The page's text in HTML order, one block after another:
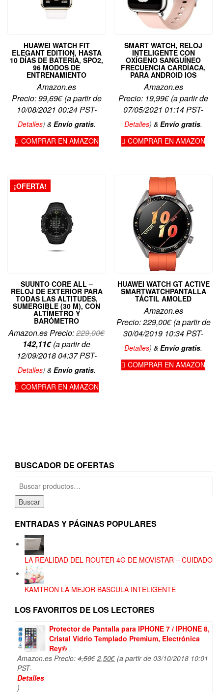
HUAWEI WATCH FIT
ELEGANT EDITION, HASTA
10 DÍAS DE BATERÍA, SPO2,
96 MODOS DE
ENTRENAMIENTO
Amazon.es
Precio:99,69€(a partir de
10/08/2021 00:24 PST-
Detalles) & Envío gratis.
COMPRAR EN AMAZON
SMART WATCH, RELOJ
INTELIGENTE CON
OXÍGENO SANGUÍNEO
FRECUENCIA CARDÍACA,
PARA ANDROID IOS
Amazon.es
Precio: 19,99€(a partir de
07/05/2021 01:14 PST-
Detalles)&Envío gratis.
COMPRAR EN AMAZON
¡OFERTA!
SUUNTO CORE ALL –
RELOJ DE EXTERIOR PARA
TODAS LAS ALTITUDES,
SUMERGIBLE (30 M), CON
ALTÍMETRO Y
BARÓMETRO
Amazon.es Precio:229,00€El
precio
142,11€El
precio
actual
142,11€.
(a partir de
12/09/2018 04:37 PST-
Detalles) & Envío gratis.
COMPRAR EN AMAZON
HUAWEI WATCH GT ACTIVE
SMARTWATCHPANTALLA
TÁCTIL AMOLED
Amazon.es
Precio:229,00€(a partir de
30/04/2019 10:34 PST-
Detalles)&Envío gratis.
COMPRAR EN AMAZON
BUSCADOR DE OFERTAS
por:
Buscar
ENTRADAS Y PÁGINAS POPULARES
LA REALIDAD DEL ROUTER 4G DE MOVISTAR – CUIDADO
KAMTRON LA MEJOR BASCULA INTELIGENTE
LOS FAVORITOS DE LOS LECTORES
Protector de Pantalla para IPHONE 7 / IPHONE 8,
Cristal Vidrio Templado Premium, Electrónica
Rey®
Amazon.es Precio: 4,50€ El
2,50€El(a partir de 03/10/2018 10:01
PST-
Detalles
)